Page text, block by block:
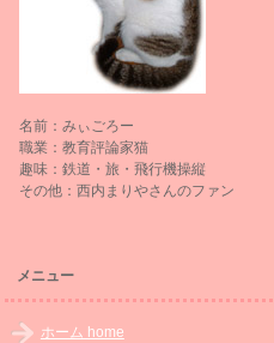
名前：みぃごろー
職業：教育評論家猫
趣味：鉄道・旅・飛行機操縦
その他：西内まりやさんのファン
メニュー
ホーム home